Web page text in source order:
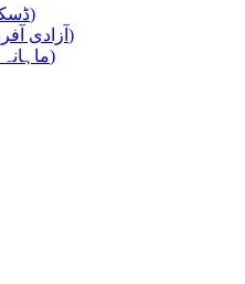
Discount Offers (ڈسکاؤنٹ آفرز)
Azadi Offers (آزادی آفرز)
Monthly Offers (ماہانہ آفرز)